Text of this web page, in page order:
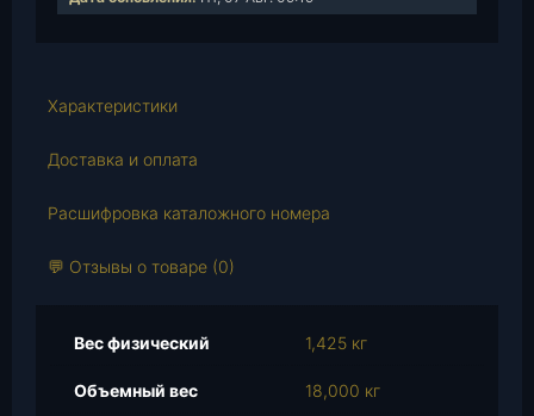
о
в
р
Б
м
Характеристики
Доставка и оплата
Расшифровка каталожного номера
💬 Отзывы о товаре (0)
Вес физический 1,425 кг
Объемный вес 18,000 кг